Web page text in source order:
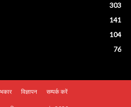
303
141
104
76
विज्ञापन सम्पर्क करें